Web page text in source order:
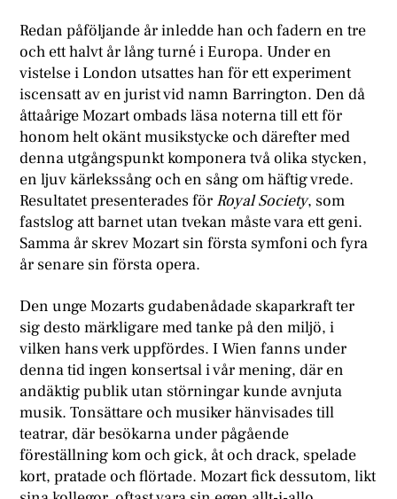
Redan påföljande år inledde han och fadern en tre
och ett halvt år lång turné i Europa. Under en
vistelse i London utsattes han för ett experiment
iscensatt av en jurist vid namn Barrington. Den då
åttaårige Mozart ombads läsa noterna till ett för
honom helt okänt musikstycke och därefter med
denna utgångspunkt komponera två olika stycken,
en ljuv kärlekssång och en sång om häftig vrede.
Resultatet presenterades för Royal Society, som
fastslog att barnet utan tvekan måste vara ett geni.
Samma år skrev Mozart sin första symfoni och fyra
år senare sin första opera.
Den unge Mozarts gudabenådade skaparkraft ter
sig desto märkligare med tanke på den miljö, i
vilken hans verk uppfördes. I Wien fanns under
denna tid ingen konsertsal i vår mening, där en
andäktig publik utan störningar kunde avnjuta
musik. Tonsättare och musiker hänvisades till
teatrar, där besökarna under pågående
föreställning kom och gick, åt och drack, spelade
kort, pratade och flörtade. Mozart fick dessutom, likt